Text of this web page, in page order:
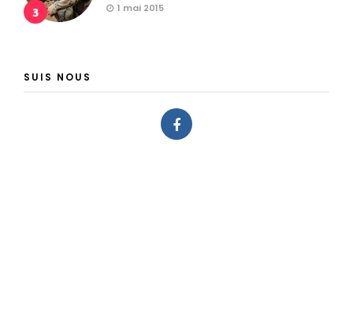
3 1 mai 2015
SUIS NOUS